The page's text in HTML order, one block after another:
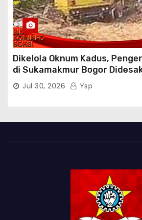
Dikelola Oknum Kadus,
di Sukamakmur Bogor
Ditindak Hukum
Jul 30, 2026 Ysp